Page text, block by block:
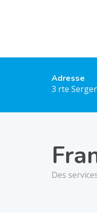
Adresse
3 rte
Des